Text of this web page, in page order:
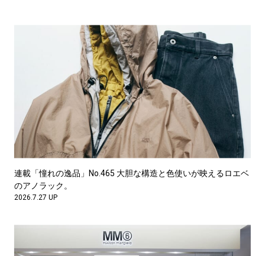
連載「憧れの逸品」No.465 大胆な構造と色使いが映えるロエベ
のアノラック。
2026.7.27 UP